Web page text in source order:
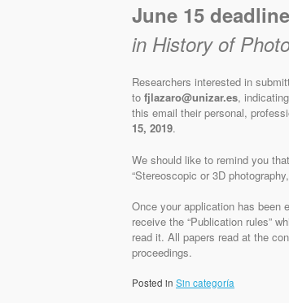
June 15
in History of
Researchers interested in
to fjlazaro@unizar.es,
this email their personal,
15, 2019.
We should like to remind you
“Stereoscopic or 3D
Once your application has been
receive the “Publication rules”
read it. All papers read at the
proceedings.
Posted in Sin categoría